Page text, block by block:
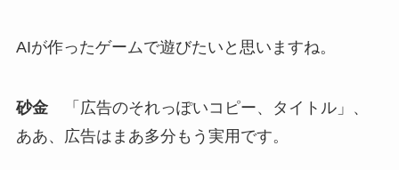
AIが作ったゲームで遊びたいと思いますね。
砂金「広告のそれっぽいコピー、タイトル」、
ああ、広告はまあ多分もう実用です。